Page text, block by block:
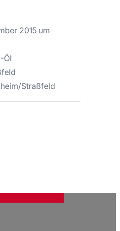
2015 um
Öl
Straßfeld